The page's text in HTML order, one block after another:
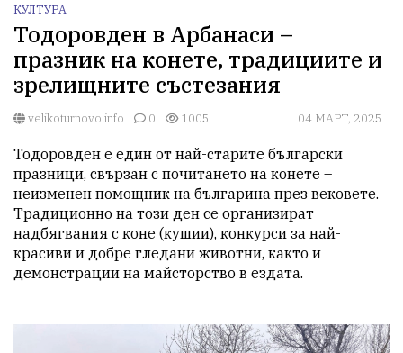
КУЛТУРА
Тодоровден в Арбанаси –
празник на конете, традициите и
зрелищните състезания
velikoturnovo.info 0 1005 04 МАРТ, 2025
Тодоровден е един от най-старите български
празници, свързан с почитането на конете –
неизменен помощник на българина през вековете.
Традиционно на този ден се организират
надбягвания с коне (кушии), конкурси за най-
красиви и добре гледани животни, както и
демонстрации на майсторство в ездата.